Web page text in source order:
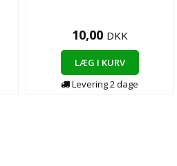
10,00 DKK
LÆG I KURV
Levering 2 dage